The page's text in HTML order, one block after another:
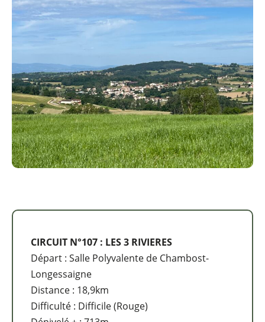
CIRCUIT N°107 : LES 3 RIVIERES
Départ : Salle Polyvalente de Chambost-
Longessaigne
Distance : 18,9km
Difficulté : Difficile (Rouge)